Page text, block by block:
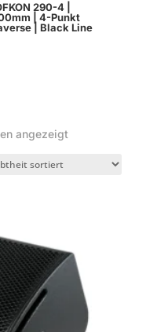
290-4 |
| 4-Punkt
| Black Line
angezeigtNach